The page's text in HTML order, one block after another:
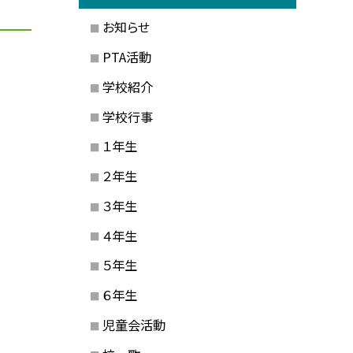
お知らせ
PTA活動
学校紹介
学校行事
１年生
２年生
３年生
４年生
５年生
６年生
児童会活動